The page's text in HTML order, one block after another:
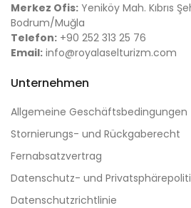
Merkez Ofis: Yeniköy Mah. Kıbrıs
Bodrum/Muğla
Telefon: +90 252 313 25 76
Email: info@royalaselturizm.com
Unternehmen
Allgemeine Geschäftsbedingungen
Stornierungs- und Rückgaberecht
Fernabsatzvertrag
Datenschutz- und
Datenschutzrichtlinie